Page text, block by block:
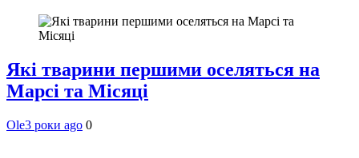
Які тварини першими оселяться на
Марсі та Місяці
Ole3 роки ago 0